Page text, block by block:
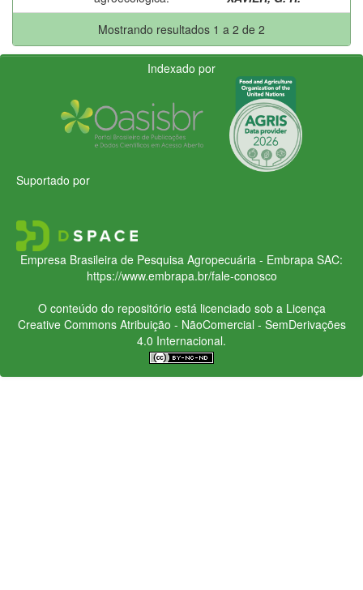
Mostrando resultados 1 a 2 de 2
Indexado por
Suportado por
Empresa Brasileira de Pesquisa Agropecuária - Embrapa SAC:
https://www.embrapa.br/fale-conosco
O conteúdo do repositório está licenciado sob a Licença
Creative CommonsAtribuição - NãoComercial - SemDerivações
4.0 Internacional.